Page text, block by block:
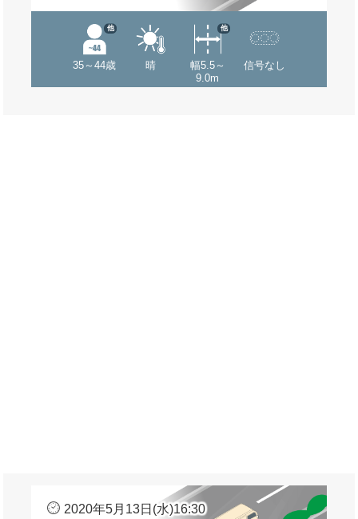
35～44歳
他
晴
幅5.5～
9.0m
他
信号なし
2020年5月13日(水)16:30